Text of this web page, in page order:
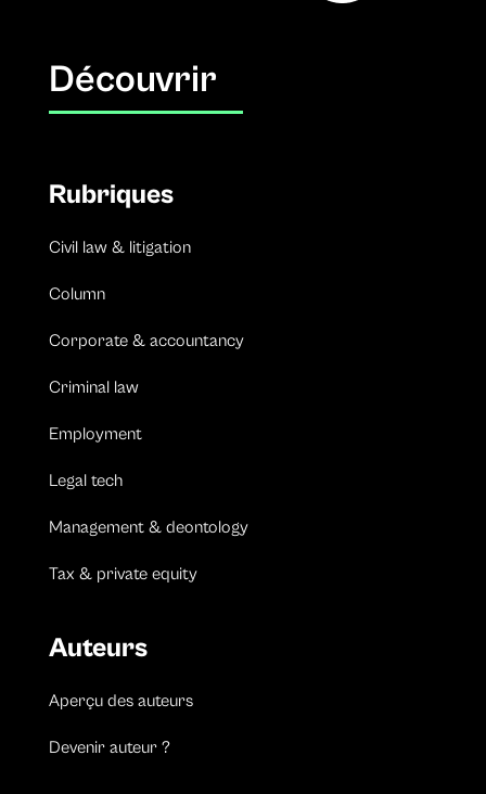
Découvrir
Rubriques
Civil law & litigation
Column
Corporate & accountancy
Criminal law
Employment
Legal tech
Management & deontology
Tax & private equity
Auteurs
Aperçu des auteurs
Devenir auteur ?